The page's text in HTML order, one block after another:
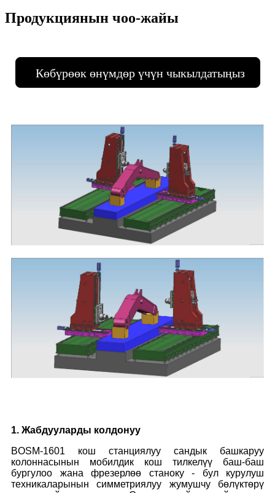
Продукциянын чоо-жайы
Көбүрөөк өнүмдөр үчүн чыкылдатыңыз
1. Жабдууларды колдонуу
BOSM-1601 кош станциялуу сандык башкаруу
колоннасынын мобилдик кош тилкелүү баш-баш
бургулоо жана фрезерлөө станоку - бул курулуш
техникаларынын симметриялуу жумушчу бөлүктөрү